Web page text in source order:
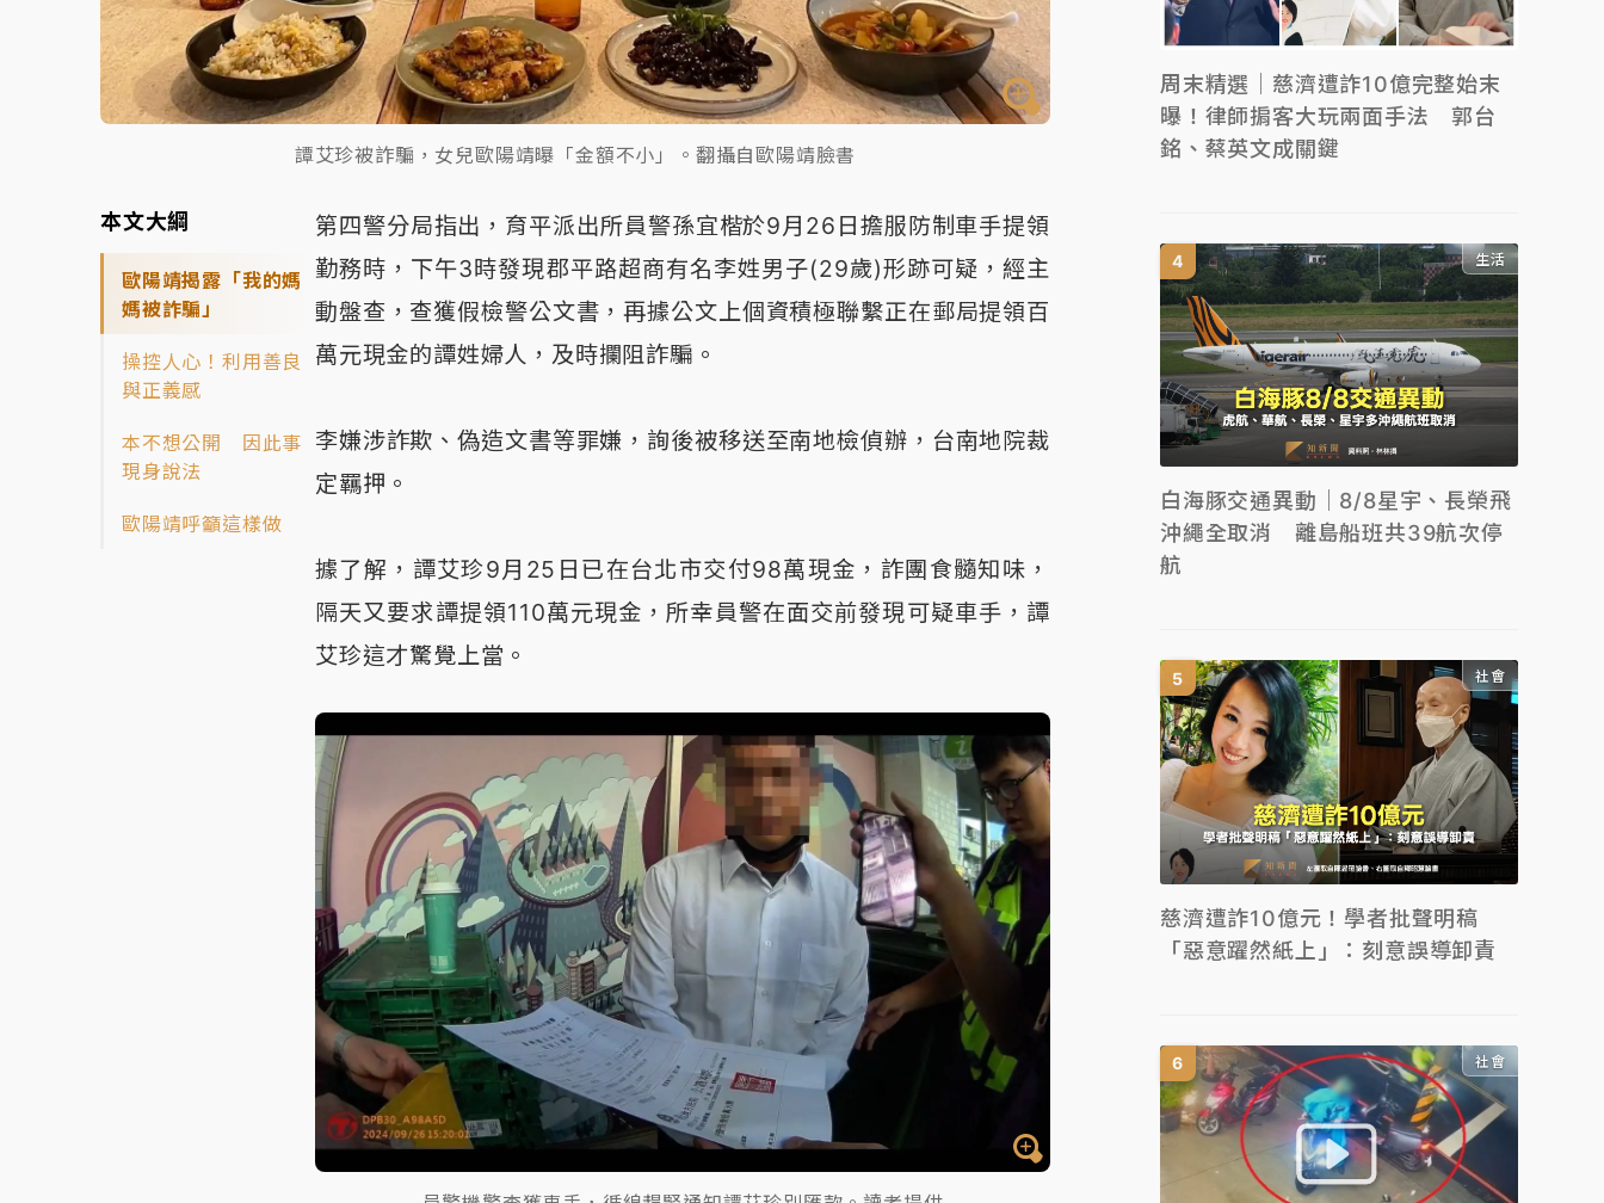
譚艾珍被詐騙，女兒歐陽靖曝「金額不小」。翻攝自歐陽靖臉書
本文大綱
歐陽靖揭露「我的媽
媽被詐騙」
操控人心！利用善良
與正義感
本不想公開 因此事
現身說法
歐陽靖呼籲這樣做
第四警分局指出，育平派出所員警孫宜楷於9月26日擔服防制車手提領
勤務時，下午3時發現郡平路超商有名李姓男子(29歲)形跡可疑，經主
動盤查，查獲假檢警公文書，再據公文上個資積極聯繫正在郵局提領百
萬元現金的譚姓婦人，及時攔阻詐騙。
李嫌涉詐欺、偽造文書等罪嫌，詢後被移送至南地檢偵辦，台南地院裁
定羈押。
據了解，譚艾珍9月25日已在台北市交付98萬現金，詐團食髓知味，
隔天又要求譚提領110萬元現金，所幸員警在面交前發現可疑車手，譚
艾珍這才驚覺上當。
周末精選｜慈濟遭詐10億完整始末
曝！律師掮客大玩兩面手法 郭台
銘、蔡英文成關鍵
生活
白海豚交通異動｜8/8星宇、長榮飛
沖繩全取消 離島船班共39航次停
航
社會
慈濟遭詐10億元！學者批聲明稿
「惡意躍然紙上」：刻意誤導卸責
社會